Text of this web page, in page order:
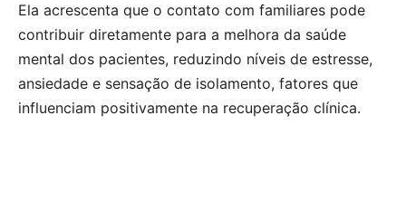
Ela acrescenta que o contato com familiares pode
contribuir diretamente para a melhora da saúde
mental dos pacientes, reduzindo níveis de estresse,
ansiedade e sensação de isolamento, fatores que
influenciam positivamente na recuperação clínica.